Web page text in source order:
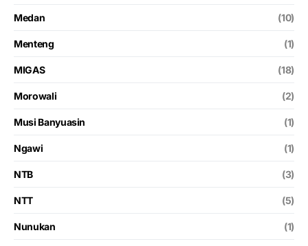
Medan (10)
Menteng (1)
MIGAS (18)
Morowali (2)
Musi Banyuasin (1)
Ngawi (1)
NTB (3)
NTT (5)
Nunukan (1)